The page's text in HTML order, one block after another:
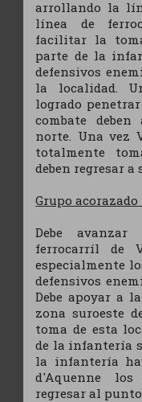
arrollando la
línea de
facilitar la
parte de la
defensivos
la localidad.
logrado
combate
norte. Una vez
totalmente
deben regresar a
Grupo
Debe
ferrocarríl de
especialmente
defensivos
Debe apoyar a
zona suroeste
toma de esta
de la infantería
la infantería
d'Aquenne los
regresar al